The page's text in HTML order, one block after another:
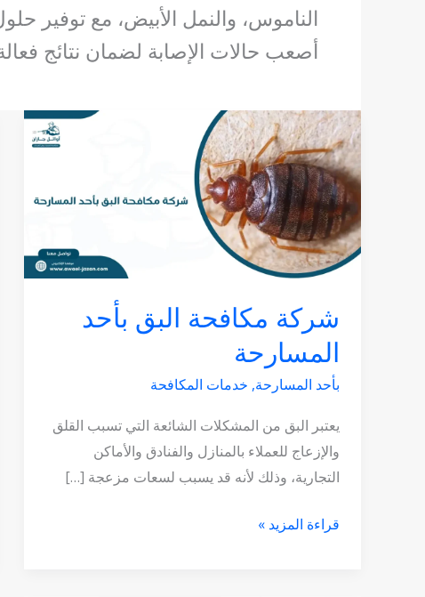
الناموس، والنمل الأبيض، مع توفير
أصعب حالات الإصابة لضمان نتائج
شركة مكافحة البق بأحد
المسارحة
بأحد المسارحة, خدمات المكافحة
يعتبر البق من المشكلات الشائعة التي تسبب القلق
والإزعاج للعملاء بالمنازل والفنادق والأماكن
التجارية، وذلك لأنه قد يسبب لسعات مزعجة […]
شركة
مكافحة
البق
بأحد
المسارحة
قراءة المزيد »